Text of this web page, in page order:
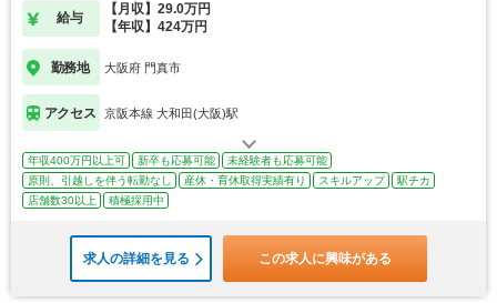
給与
【月収】29.0万円
【年収】424万円
勤務地 大阪府 門真市
アクセス 京阪本線 大和田(大阪)駅
年収400万円以上可 新卒も応募可能
未経験者も応募可能
原則、引越しを伴う転勤なし
産休・育休取得実績有り スキルアップ
駅チカ
店舗数30以上
積極採用中
求人の詳細を見る この求人に興味がある